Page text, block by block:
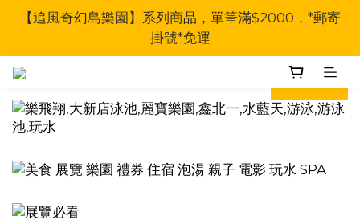
【追風奇幻島樂園】系列商品，單筆滿$2000，*郵寄
掛號*免運
prev next